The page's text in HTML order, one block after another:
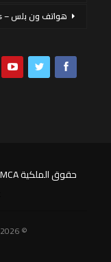
هواتف ون بلس – OnePlus
حقوق الملكية DMCA
© 2026 - مصر الآن. All Rights Reserved